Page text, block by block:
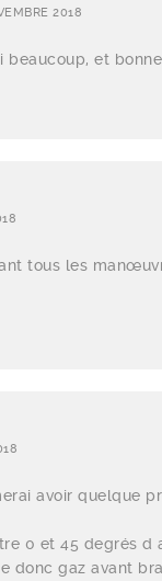
2018
beaucoup, et
tous les
avoir quelque
0 et 45 degrés d
donc gaz avant